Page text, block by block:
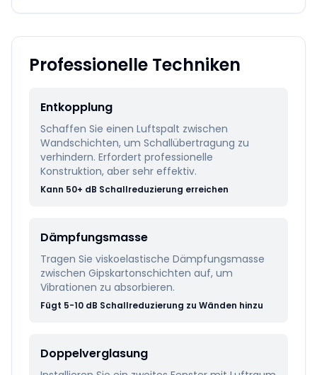
Professionelle Techniken
Entkopplung
Schaffen Sie einen Luftspalt zwischen
Wandschichten, um Schallübertragung zu
verhindern. Erfordert professionelle
Konstruktion, aber sehr effektiv.
Kann 50+ dB Schallreduzierung erreichen
Dämpfungsmasse
Tragen Sie viskoelastische Dämpfungsmasse
zwischen Gipskartonschichten auf, um
Vibrationen zu absorbieren.
Fügt 5-10 dB Schallreduzierung zu Wänden hinzu
Doppelverglasung